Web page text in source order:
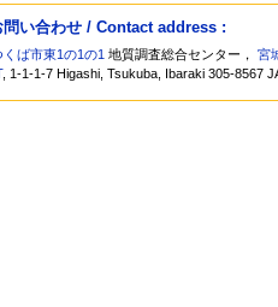
問い合わせ / Contact address :
ば市東1の1の1 地質調査総合センター，宮
, 1-1-1-7 Higashi, Tsukuba, Ibaraki 305-8567